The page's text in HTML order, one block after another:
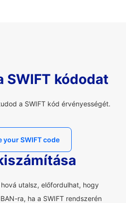
SWIFT kódodat
a SWIFT kód érvényességét.
your SWIFT code
utalsz, előfordulhat, hogy
ra, ha a SWIFT rendszerén